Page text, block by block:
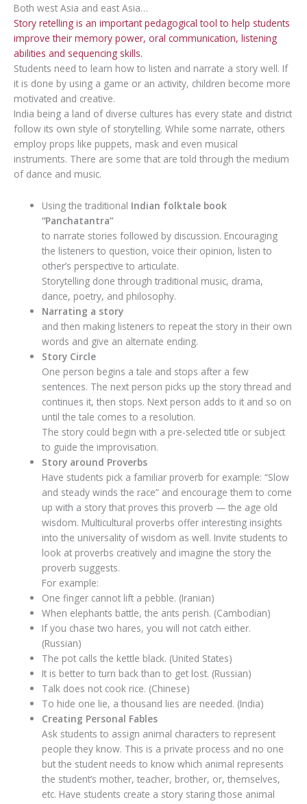
Both west Asia and east Asia…
Story retelling is an important pedagogical tool to help students
improve their memory power, oral communication, listening
abilities and sequencing skills.
Students need to learn how to listen and narrate a story well. If
it is done by using a game or an activity, children become more
motivated and creative.
India being a land of diverse cultures has every state and district
follow its own style of storytelling. While some narrate, others
employ props like puppets, mask and even musical
instruments. There are some that are told through the medium
of dance and music.
Using the traditional Indian folktale book
“Panchatantra”
to narrate stories followed by discussion. Encouraging
the listeners to question, voice their opinion, listen to
other’s perspective to articulate.
Storytelling done through traditional music, drama,
dance, poetry, and philosophy.
Narrating a story
and then making listeners to repeat the story in their own
words and give an alternate ending.
Story Circle
One person begins a tale and stops after a few
sentences. The next person picks up the story thread and
continues it, then stops. Next person adds to it and so on
until the tale comes to a resolution.
The story could begin with a pre-selected title or subject
to guide the improvisation.
Story around Proverbs
Have students pick a familiar proverb for example: “Slow
and steady winds the race” and encourage them to come
up with a story that proves this proverb — the age old
wisdom. Multicultural proverbs offer interesting insights
into the universality of wisdom as well. Invite students to
look at proverbs creatively and imagine the story the
proverb suggests.
For example:
One finger cannot lift a pebble. (Iranian)
When elephants battle, the ants perish. (Cambodian)
If you chase two hares, you will not catch either.
(Russian)
The pot calls the kettle black. (United States)
It is better to turn back than to get lost. (Russian)
Talk does not cook rice. (Chinese)
To hide one lie, a thousand lies are needed. (India)
Creating Personal Fables
Ask students to assign animal characters to represent
people they know. This is a private process and no one
but the student needs to know which animal represents
the student’s mother, teacher, brother, or, themselves,
etc. Have students create a story staring those animal